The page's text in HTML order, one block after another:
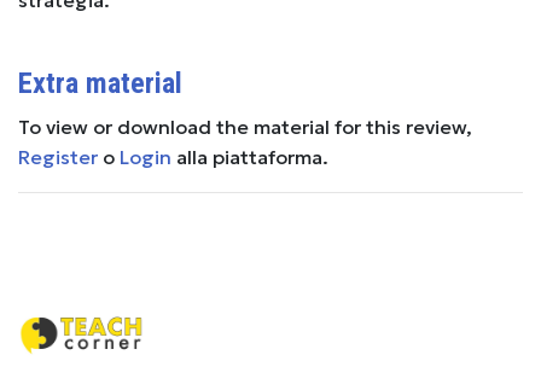
Extra material
To view or download the material for this review,
Register o Login alla piattaforma.